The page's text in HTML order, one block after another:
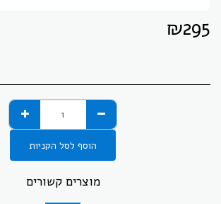
₪295
הוסף לסל הקניות
מוצרים קשורים